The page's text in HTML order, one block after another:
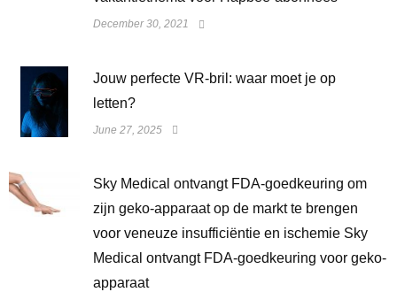
December 30, 2021
Jouw perfecte VR-bril: waar moet je op
letten?
June 27, 2025
Sky Medical ontvangt FDA-goedkeuring om
zijn geko-apparaat op de markt te brengen
voor veneuze insufficiëntie en ischemie Sky
Medical ontvangt FDA-goedkeuring voor geko-
apparaat